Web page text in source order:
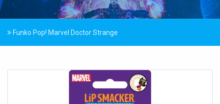
Funko Pop! Marvel Doctor Strange